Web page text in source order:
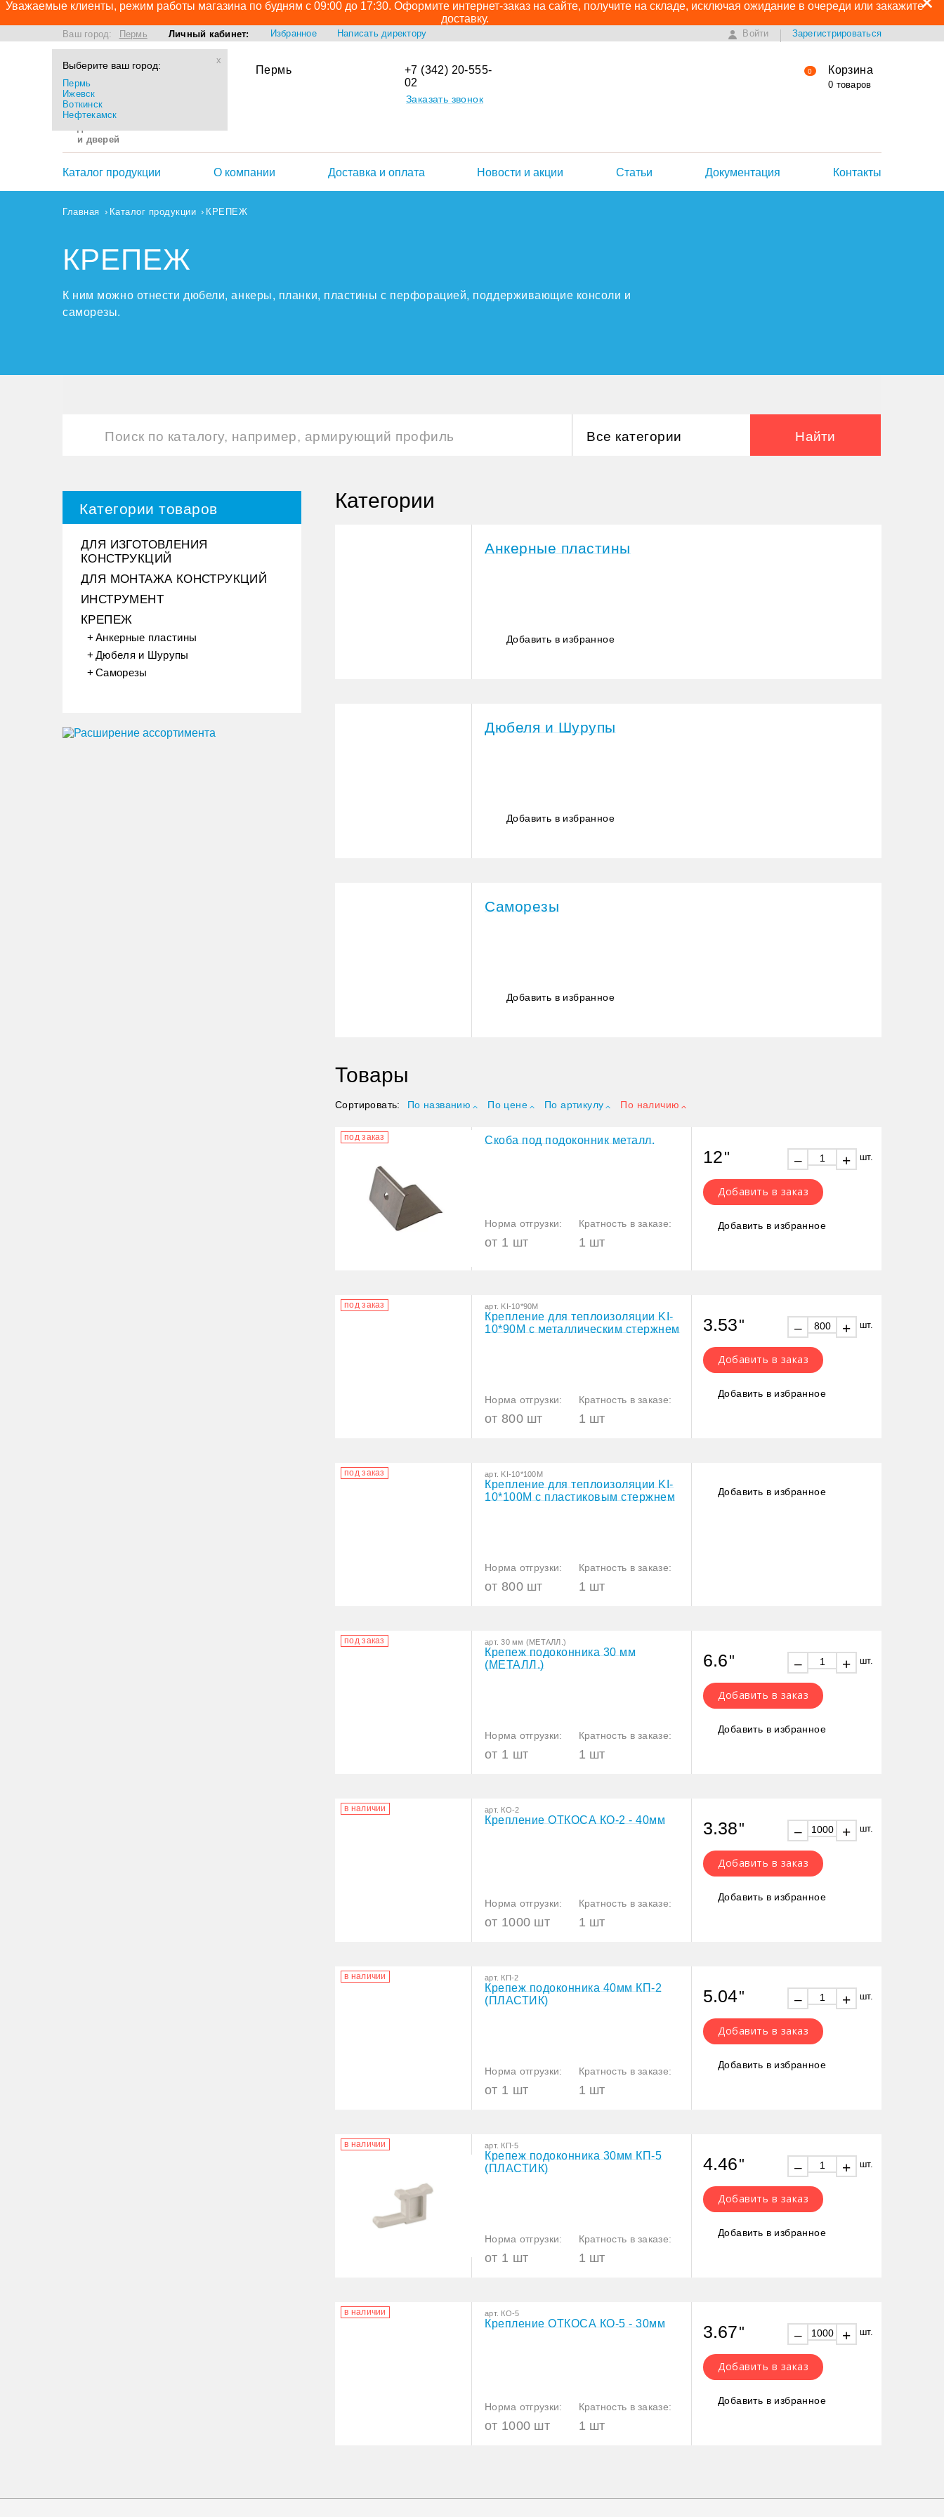
Уважаемые клиенты, режим работы магазина по будням с 09:00 до 17:30. Оформите интернет-заказ на сайте, получите на складе, исключая ожидание в очереди или закажите
доставку.
Ваш город: Пермь
Выберите ваш город: x
Пермь
Ижевск
Воткинск
Нефтекамск
Личный кабинет: Избранное Написать директору Войти Зарегистрироваться
Интернет-магазин по
продаже
подоконников,
откосов, отливов и
другихкомплектующих
и дверей
Пермь
+7 (342) 20-555-
02
Заказать звонок
0 Корзина
0 товаров
Каталог продукции О компании Доставка и оплата Новости и акции Статьи Документация Контакты
Главная Каталог продукции КРЕПЕЖ
КРЕПЕЖ
К ним можно отнести дюбели, анкеры, планки, пластины с перфорацией, поддерживающие консоли и
саморезы.
Все категории
Категории товаров
ДЛЯ ИЗГОТОВЛЕНИЯ
КОНСТРУКЦИЙ
ДЛЯ МОНТАЖА КОНСТРУКЦИЙ
ИНСТРУМЕНТ
КРЕПЕЖ
Анкерные пластины
Дюбеля и Шурупы
Саморезы
Категории
Анкерные пластины
Добавить в избранное
Дюбеля и Шурупы
Добавить в избранное
Саморезы
Добавить в избранное
Товары
Сортировать: По названию По цене По артикулу По наличию
под заказ Скоба под подоконник металл.
Норма отгрузки:
от 1 шт
Кратность в заказе:
1 шт
12" – + шт.
Добавить в заказ
Добавить в избранное
под заказ арт. KI-10*90М
Крепление для теплоизоляции KI-
10*90М с металлическим стержнем
Норма отгрузки:
от 800 шт
Кратность в заказе:
1 шт
3.53" – + шт.
Добавить в заказ
Добавить в избранное
под заказ арт. KI-10*100М
Крепление для теплоизоляции KI-
10*100М с пластиковым стержнем
Норма отгрузки:
от 800 шт
Кратность в заказе:
1 шт
Добавить в избранное
под заказ арт. 30 мм (МЕТАЛЛ.)
Крепеж подоконника 30 мм
(МЕТАЛЛ.)
Норма отгрузки:
от 1 шт
Кратность в заказе:
1 шт
6.6" – + шт.
Добавить в заказ
Добавить в избранное
в наличии арт. КО-2
Крепление ОТКОСА КО-2 - 40мм
Норма отгрузки:
от 1000 шт
Кратность в заказе:
1 шт
3.38" – + шт.
Добавить в заказ
Добавить в избранное
в наличии арт. КП-2
Крепеж подоконника 40мм КП-2
(ПЛАСТИК)
Норма отгрузки:
от 1 шт
Кратность в заказе:
1 шт
5.04" – + шт.
Добавить в заказ
Добавить в избранное
в наличии арт. КП-5
Крепеж подоконника 30мм КП-5
(ПЛАСТИК)
Норма отгрузки:
от 1 шт
Кратность в заказе:
1 шт
4.46" – + шт.
Добавить в заказ
Добавить в избранное
в наличии арт. КО-5
Крепление ОТКОСА КО-5 - 30мм
Норма отгрузки:
от 1000 шт
Кратность в заказе:
1 шт
3.67" – + шт.
Добавить в заказ
Добавить в избранное